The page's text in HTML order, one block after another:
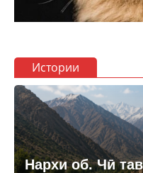
Истории
Нархи об. Чӣ